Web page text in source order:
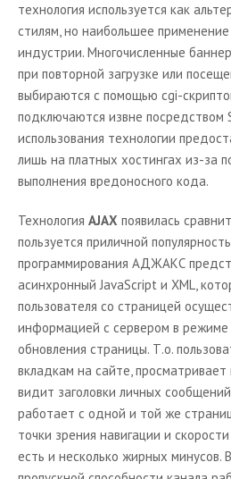
технология используется как
стилям, но наибольшее
индустрии. Многочисленные
при повторной загрузке или
выбираются с помощью cgi-
подключаются извне посредством
использования технологии
лишь на платных хостингах из-за
выполнения вредоносного кода.
Технология AJAX появилась
пользуется приличной
программирования АДЖАКС
асинхронныйJavaScript и XML,
пользователя со страницей
информацией с сервером в режиме
обновления страницы. Т.о.
вкладкам на сайте,
видит заголовки личных
работает с одной и той же
точки зрения навигации и
есть и несколько жирных минусов.